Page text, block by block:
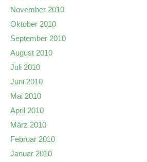
November 2010
Oktober 2010
September 2010
August 2010
Juli 2010
Juni 2010
Mai 2010
April 2010
März 2010
Februar 2010
Januar 2010